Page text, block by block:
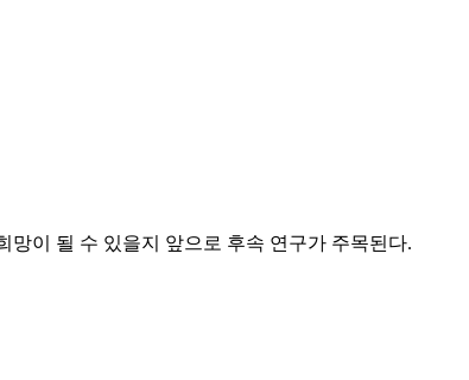
이 될 수 있을지 앞으로 후속 연구가 주목된다.